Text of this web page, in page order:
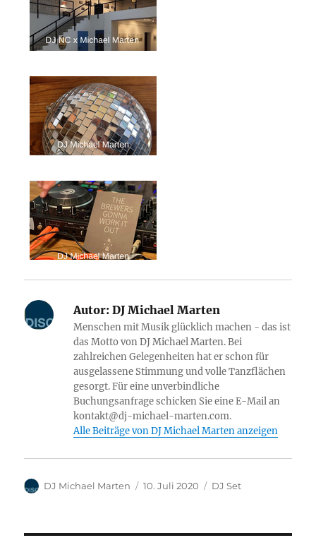
Autor: DJ Michael Marten
Menschen mit Musik glücklich machen - das ist
das Motto von DJ Michael Marten. Bei
zahlreichen Gelegenheiten hat er schon für
ausgelassene Stimmung und volle Tanzflächen
gesorgt. Für eine unverbindliche
Buchungsanfrage schicken Sie eine E-Mail an
kontakt@dj-michael-marten.com.
Alle Beiträge von DJ Michael Marten anzeigen
Autor
DJ Michael Marten
Veröffentlicht
10. Juli 2020 Kategorien
DJ Set